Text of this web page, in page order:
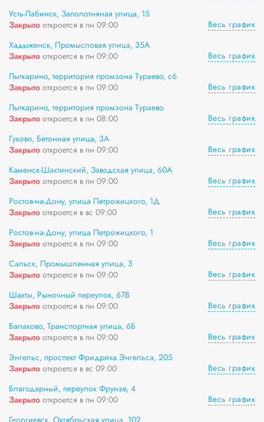
Усть-Лабинск, Заполотняная улица, 15
Закрыто откроется в пн 09:00
Весь график
Хадыженск, Промысловая улица, 35А
Закрыто откроется в пн 09:00
Весь график
Лыткарино, территория промзона Тураево, с6
Закрыто откроется в пн 09:00
Весь график
Лыткарино, территория промзона Тураево
Закрыто откроется в пн 08:00
Весь график
Гуково, Бетонная улица, 3А
Закрыто откроется в пн 09:00
Весь график
Каменск-Шахтинский, Заводская улица, 60А
Закрыто откроется в пн 09:00
Весь график
Ростов-на-Дону, улица Петрожицкого, 1Д
Закрыто откроется в вс 09:00
Весь график
Ростов-на-Дону, улица Петрожицкого, 1
Закрыто откроется в пн 09:00
Весь график
Сальск, Промышленная улица, 3
Закрыто откроется в пн 09:00
Весь график
Шахты, Рыночный переулок, 67В
Закрыто откроется в пн 09:00
Весь график
Балаково, Транспортная улица, 6Б
Закрыто откроется в пн 09:00
Весь график
Энгельс, проспект Фридриха Энгельса, 205
Закрыто откроется в вс 09:00
Весь график
Благодарный, переулок Фрунзе, 4
Закрыто откроется в пн 09:00
Весь график
Георгиевск, Октябрьская улица, 102